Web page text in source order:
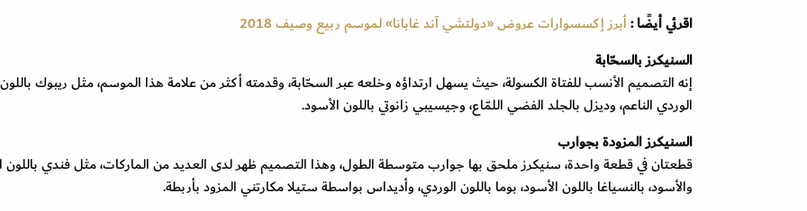
اقرئي أيضًا :أبرز إكسسوارات عروض «دولتشي آند غابانا» لموسم ربيع وصيف 2018
السنيكرز بالسحّابة
إنه التصميم الأنسب للفتاة الكسولة، حيث يسهل ارتداؤه وخلعه عبر السحّابة، وقدمته أكثر من علامة هذا الموسم، مثل ريبوك باللون
الوردي الناعم، وديزل بالجلد الفضي اللمّاع، وجيسيبي زانوتي باللون الأسود.
السنيكرز المزودة بجوارب
قطعتان في قطعة واحدة، سنيكرز ملحق بها جوارب متوسطة الطول، وهذا التصميم ظهر لدى العديد من الماركات، مثل فندي باللون
والأسود، بالنسياغا باللون الأسود، بوما باللون الوردي، وأديداس بواسطة ستيلا مكارتني المزود بأربطة.